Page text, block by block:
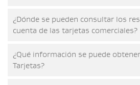
¿Dónde se pueden consultar los
cuenta de las tarjetas comerciales?
¿Qué información se puede
Tarjetas?